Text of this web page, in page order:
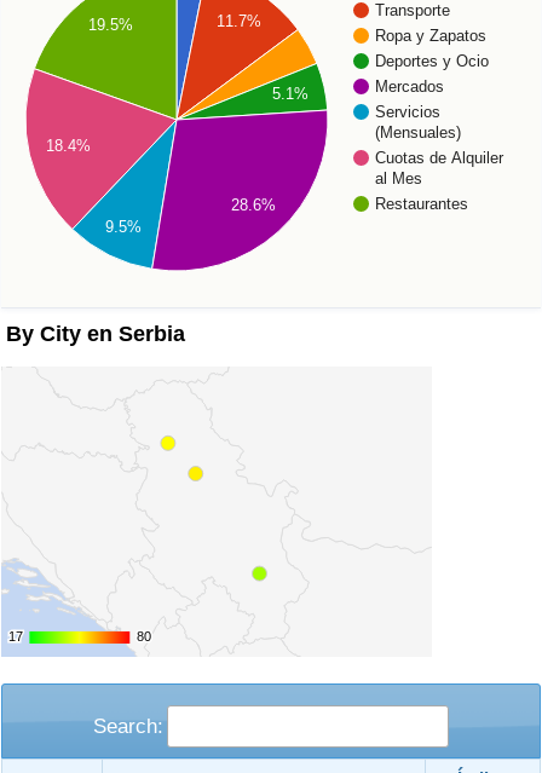
Transporte
Ropa y Zapatos
Deportes y Ocio
Mercados
Servicios
(Mensuales)
Cuotas de Alquiler
al Mes
Restaurantes
11.7%
5.1%
19.5%
18.4%
9.5%
28.6%
By City en Serbia
17
17 80
80
Search: